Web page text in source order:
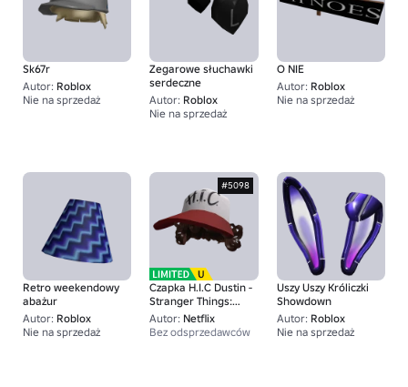
Sk67r
Autor: Roblox
Nie na sprzedaż
67
Zegarowe słuchawki
serdeczne
Autor: Roblox
Nie na sprzedaż
O NIE
Autor: Roblox
Nie na sprzedaż
Retro weekendowy
abażur
Autor: Roblox
Nie na sprzedaż
350
#5098
Czapka H.I.C Dustin -
Stranger Things:
Opowieści z '85
Autor: Netflix
Bez odsprzedawców
Uszy Uszy Króliczki
Showdown
Autor: Roblox
Nie na sprzedaż